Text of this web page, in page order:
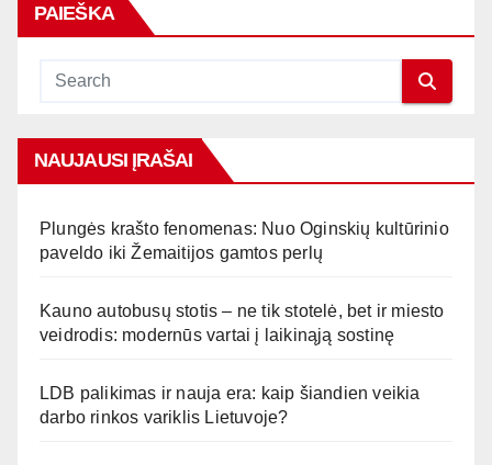
PAIEŠKA
NAUJAUSI ĮRAŠAI
Plungės krašto fenomenas: Nuo Oginskių kultūrinio
paveldo iki Žemaitijos gamtos perlų
Kauno autobusų stotis – ne tik stotelė, bet ir miesto
veidrodis: modernūs vartai į laikinąją sostinę
LDB palikimas ir nauja era: kaip šiandien veikia
darbo rinkos variklis Lietuvoje?